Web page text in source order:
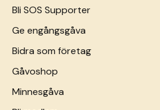
Bli SOS Supporter
Ge engångsgåva
Bidra som företag
Gåvoshop
Minnesgåva